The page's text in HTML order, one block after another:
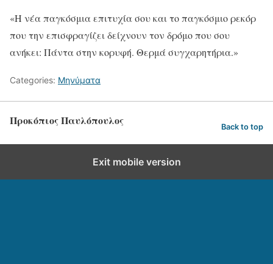
«Η νέα παγκόσμια επιτυχία σου και το παγκόσμιο ρεκόρ
που την επισφραγίζει δείχνουν τον δρόμο που σου
ανήκει: Πάντα στην κορυφή. Θερμά συγχαρητήρια.»
Categories: Μηνύματα
Προκόπιος Παυλόπουλος Back to top
Exit mobile version